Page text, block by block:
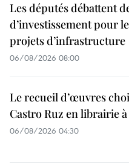
Les députés débattent
d’investissement pour
projets d’infrastructure
06/08/2026 08:00
Le recueil d’œuvres
Castro Ruz en librairie
06/08/2026 04:30